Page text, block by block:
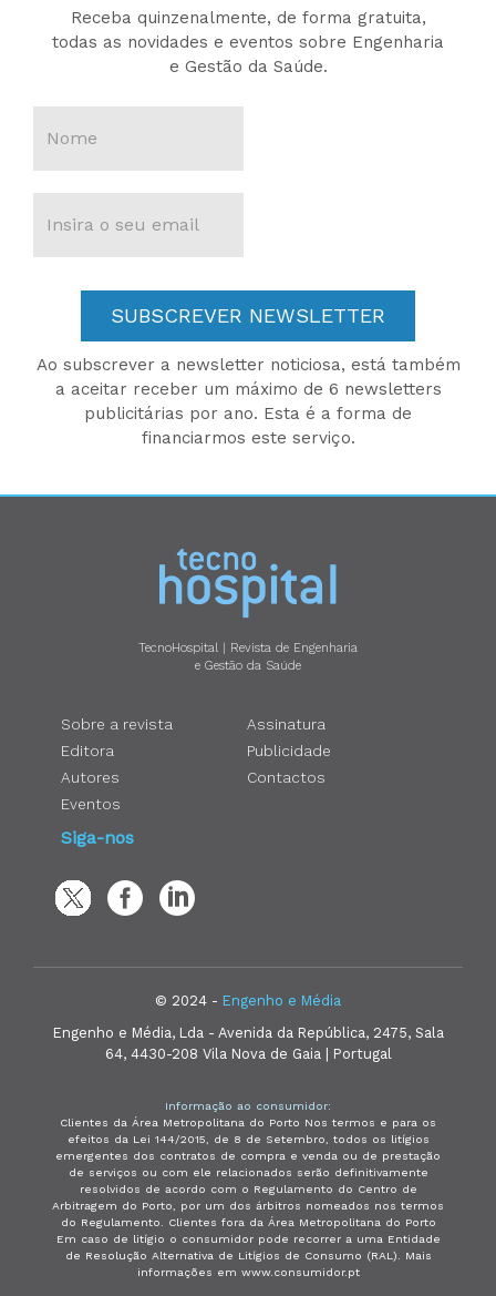
Receba quinzenalmente, de forma gratuita,
todas as novidades e eventos sobre Engenharia
e Gestão da Saúde.
SUBSCREVER NEWSLETTER
Ao subscrever a newsletter noticiosa, está também
a aceitar receber um máximo de 6 newsletters
publicitárias por ano. Esta é a forma de
financiarmos este serviço.
TecnoHospital | Revista de Engenharia
e Gestão da Saúde
Sobre a revista
Editora
Autores
Eventos
Assinatura
Publicidade
Contactos
Siga-nos
© 2024 - Engenho e Média
Engenho e Média, Lda - Avenida da República, 2475, Sala
64, 4430-208 Vila Nova de Gaia | Portugal
Informação ao consumidor:
Clientes da Área Metropolitana do Porto Nos termos e para os
efeitos da Lei 144/2015, de 8 de Setembro, todos os litígios
emergentes dos contratos de compra e venda ou de prestação
de serviços ou com ele relacionados serão definitivamente
resolvidos de acordo com o Regulamento do Centro de
Arbitragem do Porto, por um dos árbitros nomeados nos termos
do Regulamento. Clientes fora da Área Metropolitana do Porto
Em caso de litígio o consumidor pode recorrer a uma Entidade
de Resolução Alternativa de Litígios de Consumo (RAL). Mais
informações em www.consumidor.pt